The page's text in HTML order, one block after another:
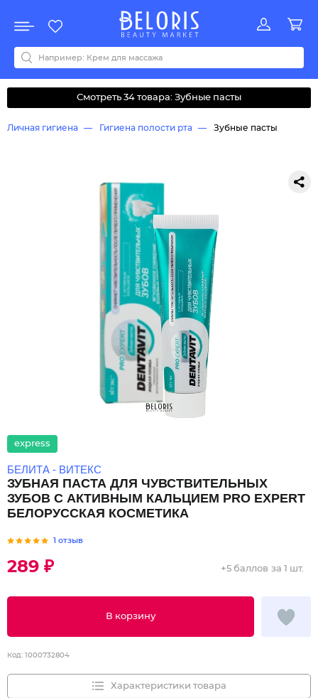
Акции
Все бренды
0-9ABCDEFGHIJKLMNOPQRSTUVWYZАБВДЗИМОКЛНПРСТУФ
Смотреть 34 товара: Зубные пасты
Личная гигиена Гигиена полости рта Зубные пасты
express
БЕЛИТА - ВИТЕКС
ЗУБНАЯ ПАСТА ДЛЯ ЧУВСТВИТЕЛЬНЫХ
ЗУБОВ С АКТИВНЫМ КАЛЬЦИЕМ PRO EXPERT
БЕЛОРУССКАЯ КОСМЕТИКА
1 отзыв
289 ₽
В корзину
+5 баллов за 1 шт.
Код: 1000732804
Характеристики товара